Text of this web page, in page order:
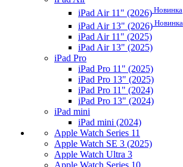
iPad Air 11" (2026) Новинка
iPad Air 13" (2026) Новинка
iPad Air 11" (2025)
iPad Air 13" (2025)
iPad Pro
iPad Pro 11" (2025)
iPad Pro 13" (2025)
iPad Pro 11" (2024)
iPad Pro 13" (2024)
iPad mini
iPad mini (2024)
Apple Watch Series 11
Apple Watch SE 3 (2025)
Apple Watch Ultra 3
Apple Watch Series 10